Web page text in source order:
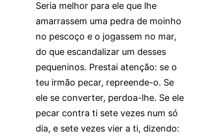
Seria melhor para ele que lhe
amarrassem uma pedra de moinho
no pescoço e o jogassem no mar,
do que escandalizar um desses
pequeninos. Prestai atenção: se o
teu irmão pecar, repreende-o. Se
ele se converter, perdoa-lhe. Se ele
pecar contra ti sete vezes num só
dia, e sete vezes vier a ti, dizendo: